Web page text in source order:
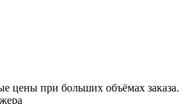
цены при больших объёмах заказа.